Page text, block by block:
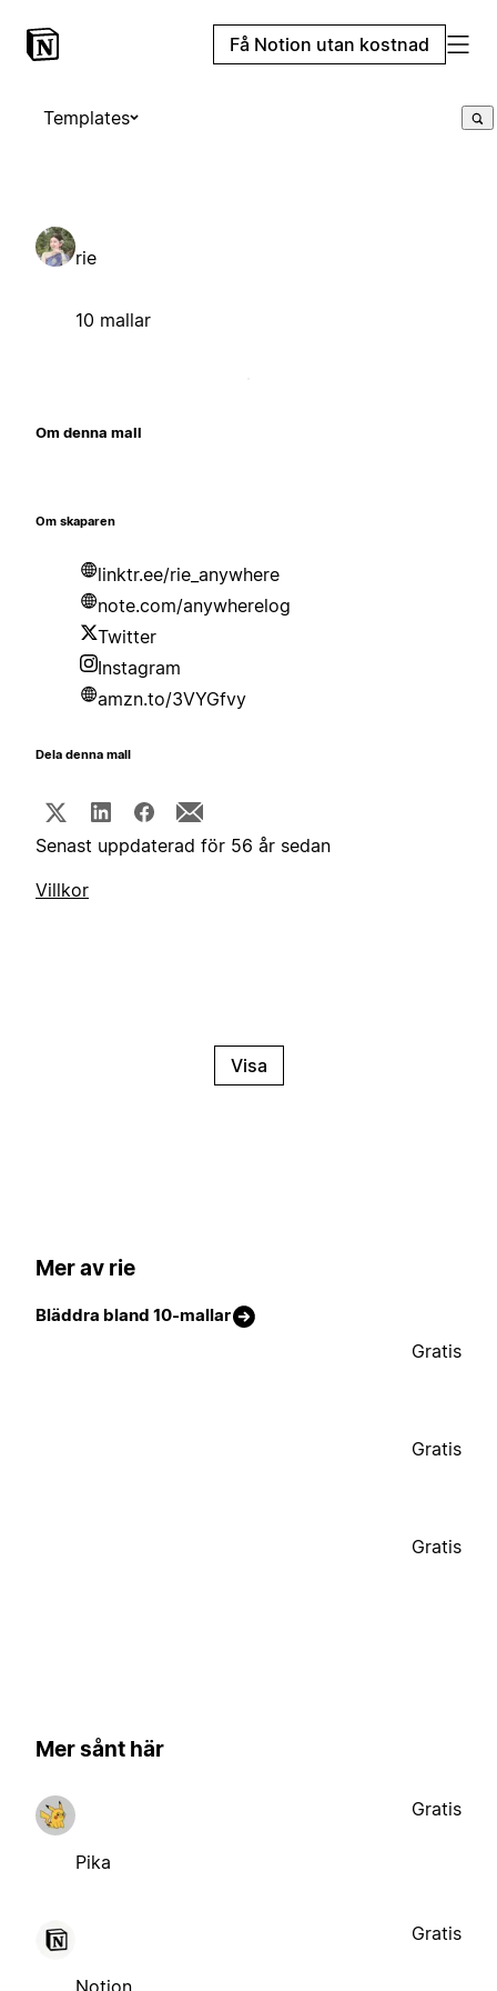
Få Notion utan kostnad
Templates
rie
10 mallar
Om denna mall
Om skaparen
linktr.ee/rie_anywhere
note.com/anywherelog
Twitter
Instagram
amzn.to/3VYGfvy
Dela denna mall
Senast uppdaterad för 56 år sedan
Villkor
Visa
Mer av rie
Bläddra bland 10-mallar
Gratis
Gratis
Gratis
Mer sånt här
Pika
Gratis
Notion
Gratis